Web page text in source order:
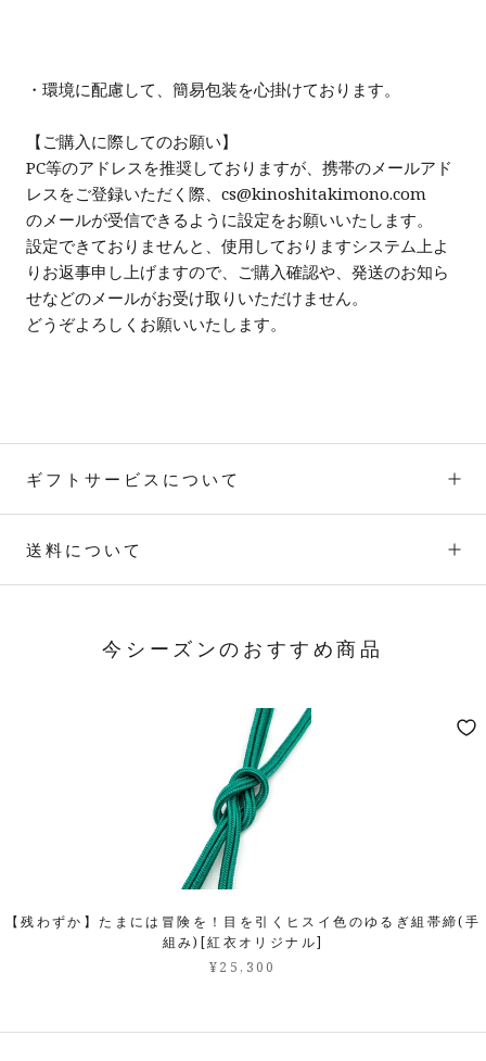
・環境に配慮して、簡易包装を心掛けております。
【ご購入に際してのお願い】
PC等のアドレスを推奨しておりますが、携帯のメールアド
レスをご登録いただく際、cs@kinoshitakimono.com
のメールが受信できるように設定をお願いいたします。
設定できておりませんと、使用しておりますシステム上よ
りお返事申し上げますので、ご購入確認や、発送のお知ら
せなどのメールがお受け取りいただけません。
どうぞよろしくお願いいたします。
ギフトサービスについて
送料について
今シーズンのおすすめ商品
【残わずか】たまには冒険を！目を引くヒスイ色のゆるぎ組帯締(手
組み)[紅衣オリジナル]
¥25,300